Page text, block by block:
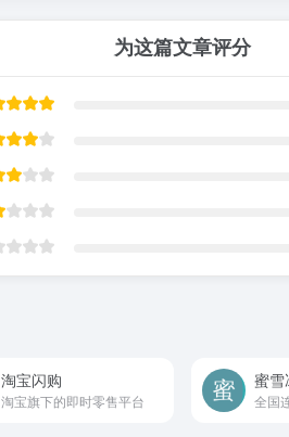
为这篇文章评分
淘宝闪购
淘宝旗下的即时零售平台
蜜雪